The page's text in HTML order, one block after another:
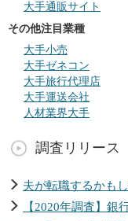
大手通販サイト
その他注目業種
大手小売
大手ゼネコン
大手旅行代理店
大手運送会社
人材業界大手
調査リリース
夫が転職するかも
【2020年調査】銀